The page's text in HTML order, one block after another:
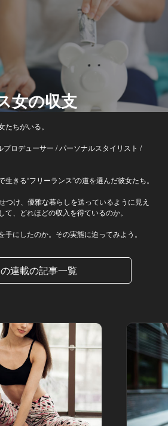
女の収支
ちがいる。
ロデューサー / パーソナルスタイリスト /
きる“フリーランス”の道を選んだ彼女たち。
つけ、優雅な暮らしを送っているように見え
、どれほどの収入を得ているのか。
手にしたのか。その実態に迫ってみよう。
連載の記事一覧